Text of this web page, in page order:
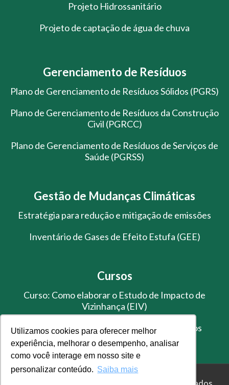
Utilizamos cookies para oferecer melhor
experiência, melhorar o desempenho, analisar
como você interage em nosso site e
personalizar conteúdo. Saiba mais
Projeto Hidrossanitário
Projeto de captação de água de chuva
Gerenciamento de Resíduos
Plano de Gerenciamento de Resíduos Sólidos (PGRS)
Plano de Gerenciamento de Resíduos da Construção
Civil (PGRCC)
Plano de Gerenciamento de Resíduos de Serviços de
Saúde (PGRSS)
Gestão de Mudanças Climáticas
Estratégia para redução e mitigação de emissões
Inventário de Gases de Efeito Estufa (GEE)
Cursos
Curso: Como elaborar o Estudo de Impacto de
Vizinhança (EIV)
Treinamento de Gestão de Resíduos Sólidos